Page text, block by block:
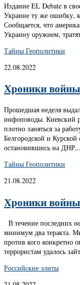
Издание EL Debate в
Украине ту же ошибку,
Сообщается, что
Украину оружием,
Тайны Геополитики
22.08.2022
Хроники войны
Прошедшая неделя
инфоповоды. Киевский
плотно заняться за
Белгородской и
остановившись на
Тайны Геополитики
21.08.2022
Хроники войны
В течение последних
минимум два теракта.
против кого конкретно
террористам удалось
Российские элиты